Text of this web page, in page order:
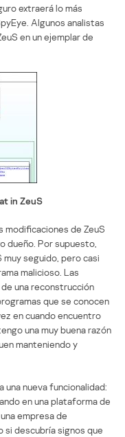
extraerá lo más
Algunos analistas
en un ejemplar de
in ZeuS
modificaciones de ZeuS
dueño. Por supuesto,
seguido, pero casi
malicioso. Las
una reconstrucción
que se conocen
en cuando encuentro
una muy buena razón
manteniendo y
una nueva funcionalidad:
en una plataforma de
empresa de
si descubría signos que